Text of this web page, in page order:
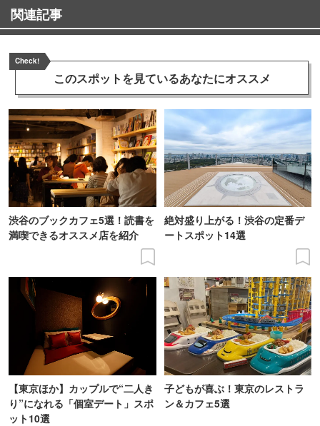
関連記事
Check!
このスポットを見ているあなたにオススメ
渋谷のブックカフェ5選！読書を
満喫できるオススメ店を紹介
絶対盛り上がる！渋谷の定番デ
ートスポット14選
【東京ほか】カップルで“二人き
り”になれる「個室デート」スポ
ット10選
子どもが喜ぶ！東京のレストラ
ン＆カフェ5選